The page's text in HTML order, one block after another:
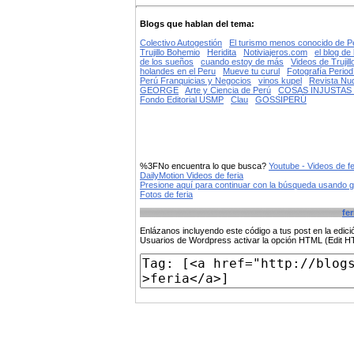
Blogs que hablan del tema:
Colectivo Autogestión
El turismo menos conocido de
Trujillo Bohemio
Heridita Notiviajeros.com
el blog de
de los sueños
cuando estoy de más
Videos de
holandes en el Peru
Mueve tu curul
Fotografía
Perú Franquicias y Negocios
vinos kupel
Revista
GEORGE
Arte y Ciencia de Perú
COSAS INJUSTAS
Fondo Editorial USMP
Clau GOSSIPERÚ
%3FNo encuentra lo que busca? Youtube - Videos de
DailyMotion Videos de feria
Presione aquí para continuar con la búsqueda usando
Fotos de feria
Enlázanos incluyendo este código a tus post en la
Usuarios de Wordpress activar la opción HTML (Edit